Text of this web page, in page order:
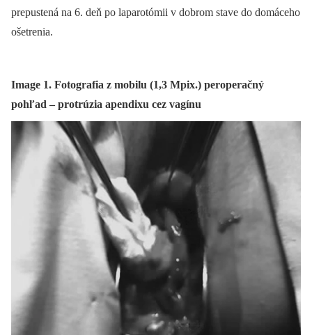
prepustená na 6. deň po laparotómii v dobrom stave do domáceho
ošetrenia.
Image 1. Fotografia z mobilu (1,3 Mpix.) peroperačný
pohľad – protrúzia apendixu cez vagínu